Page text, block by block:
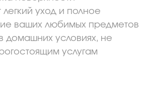
уход и полное
ваших любимых предметов
домашних условиях, не
услугам